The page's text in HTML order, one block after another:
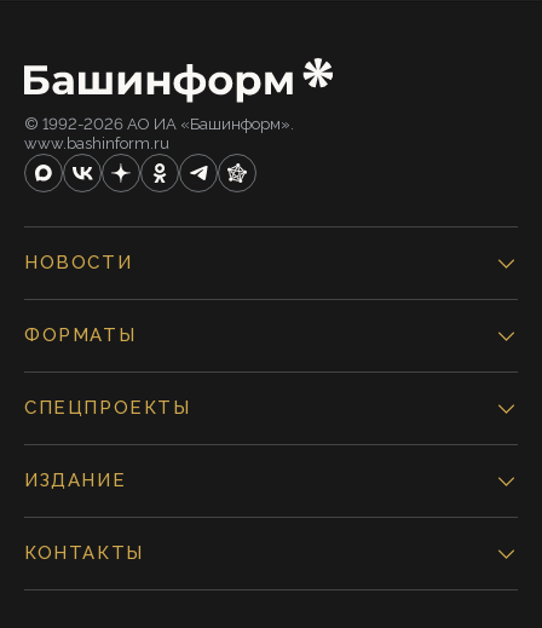
© 1992-2026 АО ИА «Башинформ».
www.bashinform.ru
НОВОСТИ
ФОРМАТЫ
СПЕЦПРОЕКТЫ
ИЗДАНИЕ
КОНТАКТЫ